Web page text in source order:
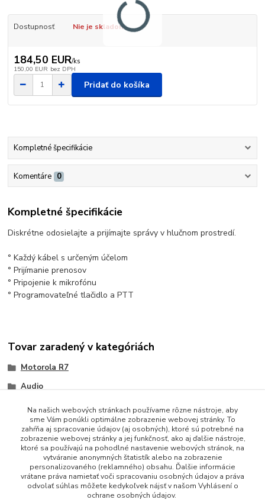
Dostupnosť Nie je skladom
184,50 EUR/ks
150,00 EUR bez DPH
Pridať do košíka
Kompletné špecifikácie
Komentáre 0
Kompletné špecifikácie
Diskrétne odosielajte a prijímajte správy v hlučnom prostredí.
° Každý kábel s určeným účelom
° Prijímanie prenosov
° Pripojenie k mikrofónu
° Programovateľné tlačidlo a PTT
Tovar zaradený v kategóriách
Motorola R7
Audio
+421 948 229 224
Na našich webových stránkach používame rôzne nástroje, aby
sme Vám ponúkli optimálne zobrazenie webovej stránky. To
zahŕňa aj spracovanie údajov (aj osobných), ktoré sú potrebné na
zobrazenie webovej stránky a jej funkčnosť, ako aj ďalšie nástroje,
ktoré sa používajú na pohodlné nastavenie webových stránok, na
vytváranie anonymných štatistík alebo na zobrazenie
personalizovaného (reklamného) obsahu. Ďalšie informácie
vrátane práva namietať voči spracovaniu osobných údajov a práva
odvolať súhlas môžete kedykoľvek nájsť v našom Vyhlásení o
ochrane osobných údajov.